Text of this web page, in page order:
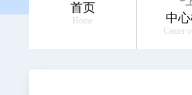
首页
Home 中
Center